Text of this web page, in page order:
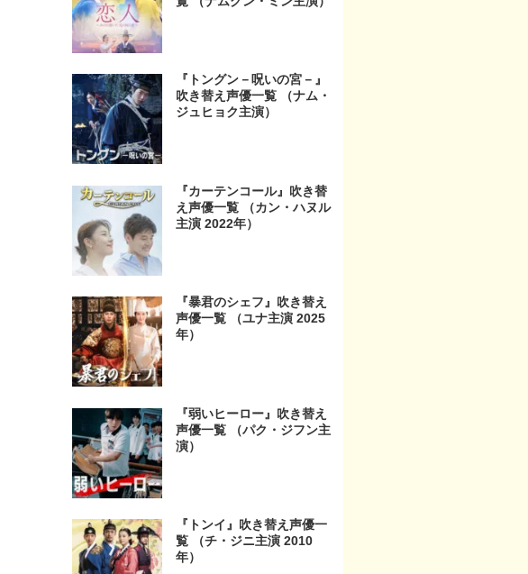
『トングン－呪いの宮－』
吹き替え声優一覧 （ナム・
ジュヒョク主演）
『カーテンコール』吹き替
え声優一覧 （カン・ハヌル
主演 2022年）
『暴君のシェフ』吹き替え
声優一覧 （ユナ主演 2025
年）
『弱いヒーロー』吹き替え
声優一覧 （パク・ジフン主
演）
『トンイ』吹き替え声優一
覧 （チ・ジニ主演 2010
年）